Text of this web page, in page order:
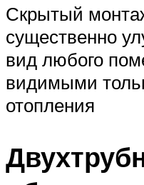
Скрытый
существенно
вид любого
видимыми
отопления